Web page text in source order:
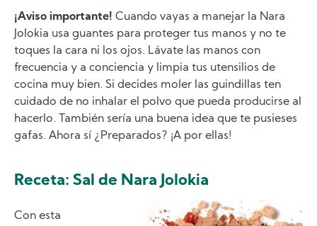
¡Aviso importante! Cuando vayas a manejar la Nara
Jolokia usa guantes para proteger tus manos y no te
toques la cara ni los ojos. Lávate las manos con
frecuencia y a conciencia y limpia tus utensilios de
cocina muy bien. Si decides moler las guindillas ten
cuidado de no inhalar el polvo que pueda producirse al
hacerlo. También sería una buena idea que te pusieses
gafas. Ahora sí ¿Preparados? ¡A por ellas!
Receta: Sal de Nara Jolokia
Con esta